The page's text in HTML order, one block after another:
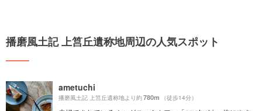
播磨風土記 上筥丘遺称地周辺の人気スポット
ametuchi
播磨風土記 上筥丘遺称地より約780m （徒歩14分）